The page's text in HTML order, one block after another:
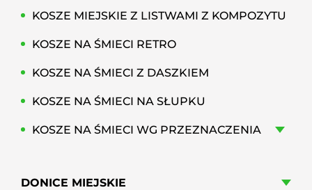
KOSZE MIEJSKIE Z LISTWAMI Z KOMPOZYTU
KOSZE NA ŚMIECI RETRO
KOSZE NA ŚMIECI Z DASZKIEM
KOSZE NA ŚMIECI NA SŁUPKU
KOSZE NA ŚMIECI WG PRZEZNACZENIA
DONICE MIEJSKIE